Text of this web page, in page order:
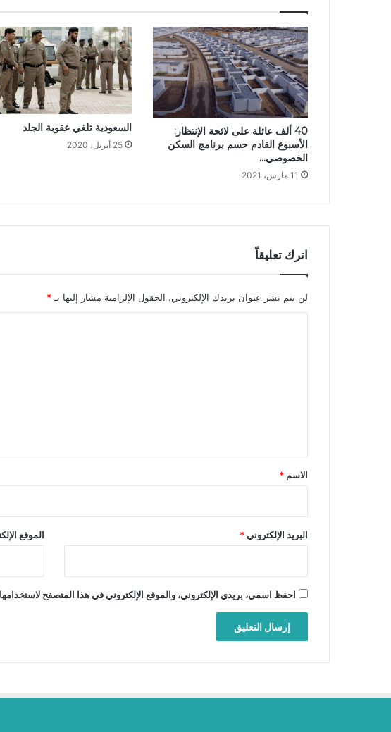
40 ألف عائلة على لائحة الإنتظار:
الأسبوع القادم حسم برنامج السكن
الخصوصي…
11 مارس، 2021
السعودية تلغي عقوبة الجلد
25 أبريل، 2020
اترك تعليقاً
لن يتم نشر عنوان بريدك الإلكتروني. الحقول الإلزامية مشار إليها بـ *
*
الاسم *
البريد الإلكتروني* الموقع
احفظ اسمي، بريدي الإلكتروني، والموقع الإلكتروني في هذا المتصفح